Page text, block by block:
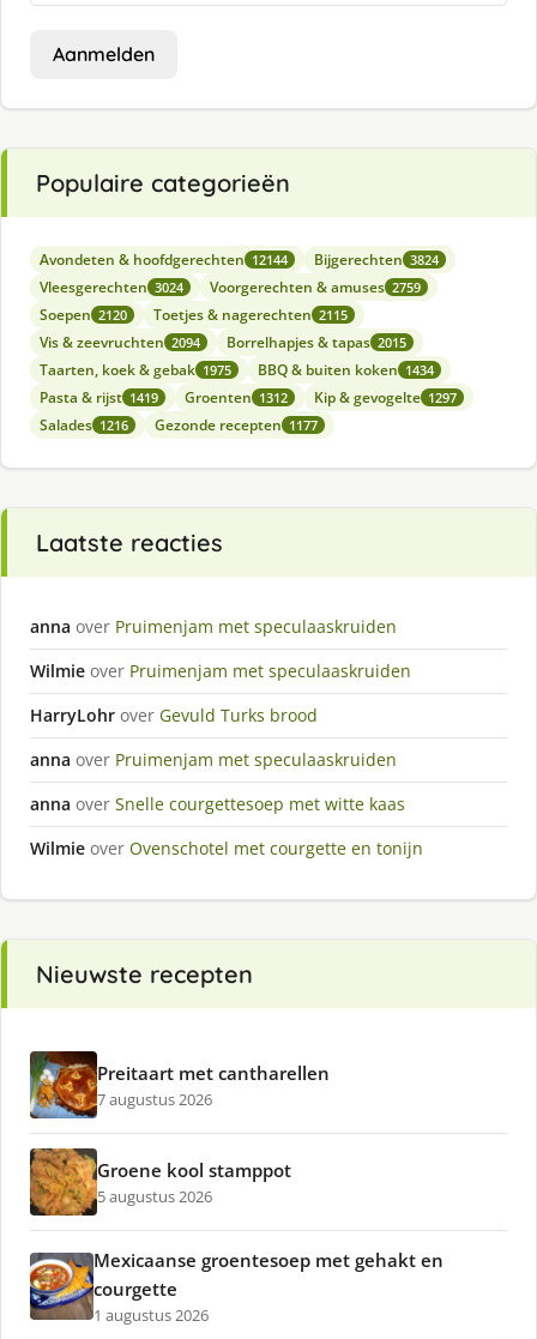
Aanmelden
Populaire categorieën
Avondeten & hoofdgerechten 12144 Bijgerechten 3824
Vleesgerechten 3024 Voorgerechten & amuses 2759
Soepen 2120 Toetjes & nagerechten 2115
Vis & zeevruchten 2094 Borrelhapjes & tapas 2015
Taarten, koek & gebak 1975 BBQ & buiten koken 1434
Pasta & rijst 1419 Groenten 1312 Kip & gevogelte 1297
Salades 1216 Gezonde recepten 1177
Laatste reacties
anna over Pruimenjam met speculaaskruiden
Wilmie over Pruimenjam met speculaaskruiden
HarryLohr over Gevuld Turks brood
anna over Pruimenjam met speculaaskruiden
anna over Snelle courgettesoep met witte kaas
Wilmie over Ovenschotel met courgette en tonijn
Nieuwste recepten
Preitaart met cantharellen
7 augustus 2026
Groene kool stamppot
5 augustus 2026
Mexicaanse groentesoep met gehakt en
courgette
1 augustus 2026